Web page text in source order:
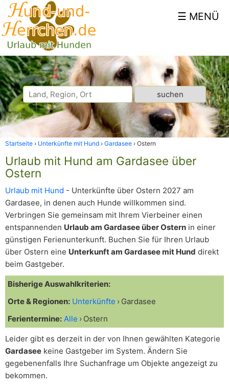
Startseite Unterkünfte mit Hund Gardasee Ostern
Urlaub mit Hund am Gardasee über
Ostern
Urlaub mit Hund - Unterkünfte über Ostern 2027 am
Gardasee, in denen auch Hunde willkommen sind.
Verbringen Sie gemeinsam mit Ihrem Vierbeiner einen
entspannenden Urlaub am Gardasee über Ostern in einer
günstigen Ferienunterkunft. Buchen Sie für Ihren Urlaub
über Ostern eine Unterkunft am Gardasee mit Hund direkt
beim Gastgeber.
Bisherige Auswahlkriterien:
Orte & Regionen: Unterkünfte
Gardasee
Ferientermine: Alle Ostern
Leider gibt es derzeit in der von Ihnen gewählten Kategorie
Gardasee keine Gastgeber im System. Ändern Sie
gegebenenfalls Ihre Suchanfrage um Objekte angezeigt zu
bekommen.